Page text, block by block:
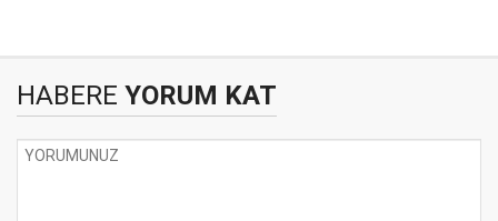
HABERE YORUM KAT